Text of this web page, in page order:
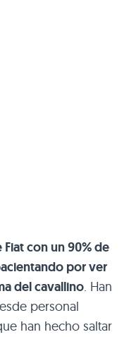
Fiat con un 90% de
por ver
del cavallino. Han
personal
han hecho saltar